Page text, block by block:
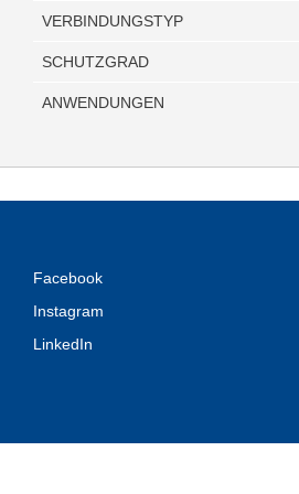
VERBINDUNGSTYP
SCHUTZGRAD
ANWENDUNGEN
Facebook
Instagram
LinkedIn